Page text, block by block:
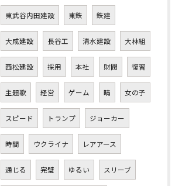
東武谷内田建設 東鉄 鉄建
大成建設 長谷工 清水建設 大林組
西松建設 採用 本社 財閥 復習
主題歌 経営 ゲーム 晴 女の子
スピード トランプ ジョーカー
時間 ウクライナ レアアース
通じる 完璧 ゆるい スリーブ